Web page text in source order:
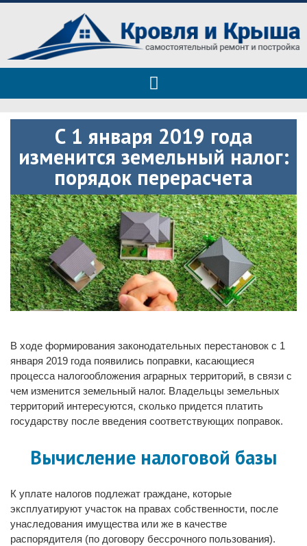
Roof tops — только полезные
советы
Полезные советы при строительстве дома и ремонте
С 1 января 2019 года
изменится земельный налог:
порядок перерасчета
В ходе формирования законодательных перестановок с 1
января 2019 года появились поправки, касающиеся
процесса налогообложения аграрных территорий, в связи с
чем изменится земельный налог. Владельцы земельных
территорий интересуются, сколько придется платить
государству после введения соответствующих поправок.
Вычисление налоговой базы
К уплате налогов подлежат граждане, которые
эксплуатируют участок на правах собственности, после
унаследования имущества или же в качестве
распорядителя (по договору бессрочного пользования).